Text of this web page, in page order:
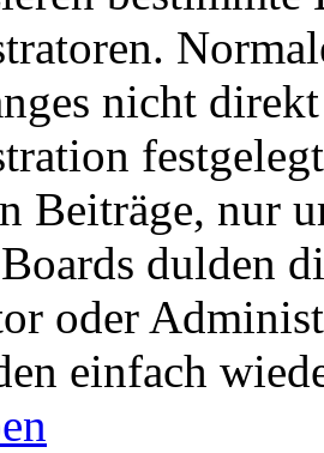
nicht
Beiträge, nur
dulden
oder
einfach